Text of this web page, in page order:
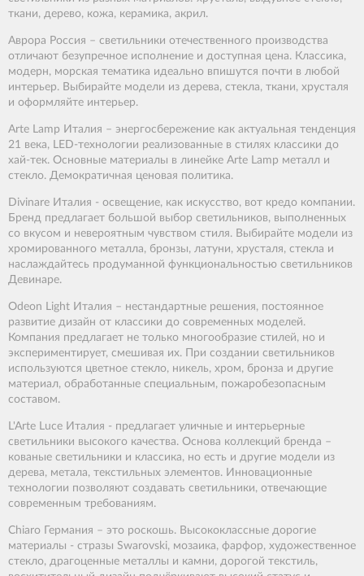
ткани, дерево, кожа, керамика, акрил.
Аврора Россия – светильники отечественного производства
отличают безупречное исполнение и доступная цена. Классика,
модерн, морская тематика идеально впишутся почти в любой
интерьер. Выбирайте модели из дерева, стекла, ткани, хрусталя
и оформляйте интерьер.
Arte Lamp Италия – энергосбережение как актуальная тенденция
21 века, LED-технологии реализованные в стилях классики до
хай-тек. Основные материалы в линейке Arte Lamp металл и
стекло. Демократичная ценовая политика.
Divinare Италия - освещение, как искусство, вот кредо компании.
Бренд предлагает большой выбор светильников, выполненных
со вкусом и невероятным чувством стиля. Выбирайте модели из
хромированного металла, бронзы, латуни, хрусталя, стекла и
наслаждайтесь продуманной функциональностью светильников
Девинаре.
Odeon Light Италия – нестандартные решения, постоянное
развитие дизайн от классики до современных моделей.
Компания предлагает не только многообразие стилей, но и
экспериментирует, смешивая их. При создании светильников
используются цветное стекло, никель, хром, бронза и другие
материал, обработанные специальным, пожаробезопасным
составом.
L'Arte Luce Италия - предлагает уличные и интерьерные
светильники высокого качества. Основа коллекций бренда –
кованые светильники и классика, но есть и другие модели из
дерева, метала, текстильных элементов. Инновационные
технологии позволяют создавать светильники, отвечающие
современным требованиям.
Chiaro Германия – это роскошь. Высококлассные дорогие
материалы - стразы Swarovski, мозаика, фарфор, художественное
стекло, драгоценные металлы и камни, дорогой текстиль,